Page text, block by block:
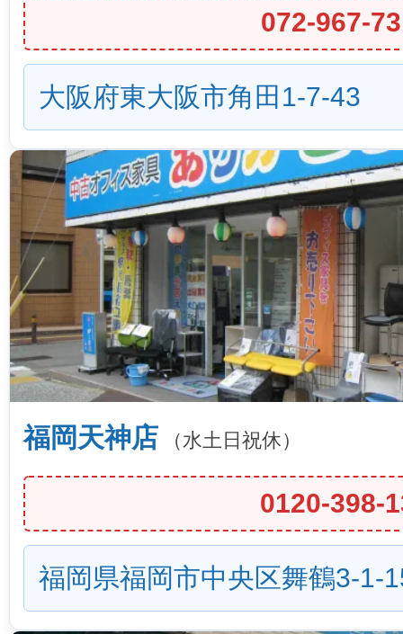
072-967-
大阪府東大阪市角田1-7-43
福岡天神店 （水土日祝休）
0120-398-
福岡県福岡市中央区舞鶴3-1-